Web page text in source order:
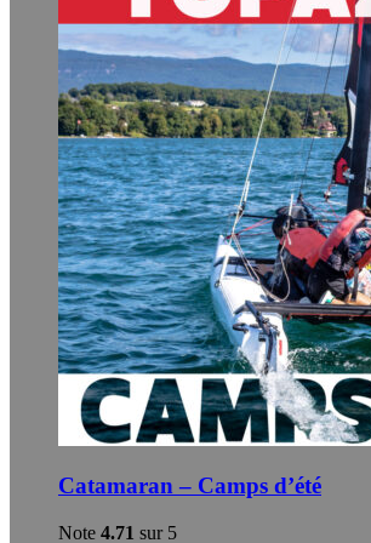
être
choisies
sur
la
page
du
produit
Catamaran – Camps d’été
Note 4.71 sur 5